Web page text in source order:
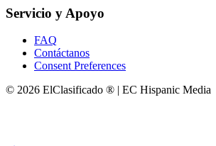
Servicio y Apoyo
FAQ
Contáctanos
Consent Preferences
© 2026 ElClasificado ® | EC Hispanic Media